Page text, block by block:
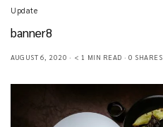
Update
banner8
AUGUST 6, 2020 < 1 MIN READ 0 SHARES